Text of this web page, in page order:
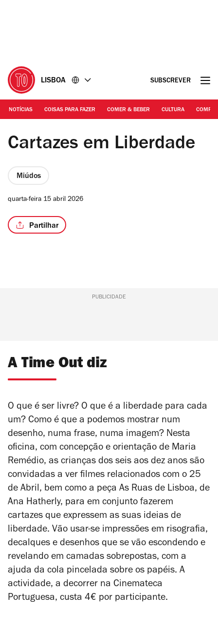
LISBOA SUBSCREVER
NOTÍCIAS COISAS PARA FAZER COMER & BEBER CULTURA
DR
Cartazes em Liberdade
Miúdos
quarta-feira 15 abril 2026
Partilhar
PUBLICIDADE
A Time Out diz
O que é ser livre? O que é a liberdade para cada
um? Como é que a podemos mostrar num
desenho, numa frase, numa imagem? Nesta
oficina, com concepção e orientação de Maria
Remédio, as crianças dos seis aos dez anos são
convidadas a ver filmes relacionados com o 25
de Abril, bem como a peça As Ruas de Lisboa, de
Ana Hatherly, para em conjunto fazerem
cartazes que expressem as suas ideias de
liberdade. Vão usar-se impressões em risografia,
decalques e desenhos que se vão escondendo e
revelando em camadas sobrepostas, com a
ajuda da cola pincelada sobre os papéis. A
actividade, a decorrer na Cinemateca
Portuguesa, custa 4€ por participante.